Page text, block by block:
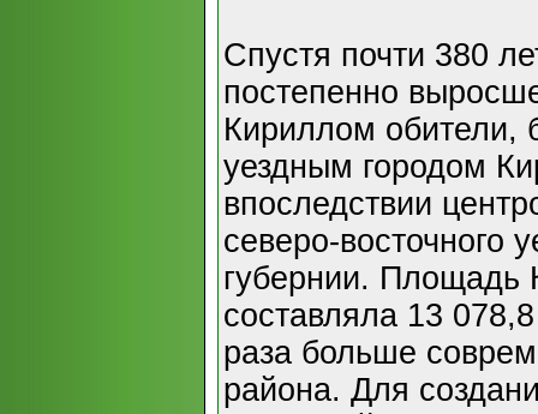
Спустя почти 380
постепенно
Кириллом обители,
уездным городом
впоследствии
северо-восточного
губернии. Площадь
составляла 13
раза больше
района. Для